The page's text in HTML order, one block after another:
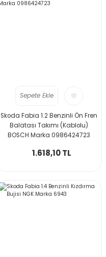
Sepete Ekle
Skoda Fabia 1.2 Benzinli Ön Fren
Balatası Takımı (Kablolu)
BOSCH Marka 0986424723
1.618,10 TL